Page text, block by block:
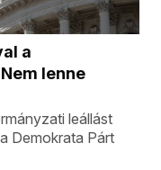
a
lenne
leállást
Demokrata Párt